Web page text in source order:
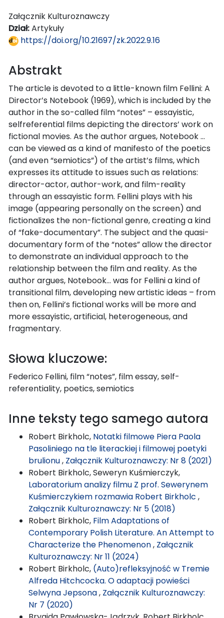
Załącznik Kulturoznawczy
Dział:Artykuły
https://doi.org/10.21697/zk.2022.9.16
Abstrakt
The article is devoted to a little-known film Fellini: A
Director’s Notebook (1969), which is included by the
author in the so-called film “notes” – essayistic,
selfreferential films depicting the directors’ work on
fictional movies. As the author argues, Notebook …
can be viewed as a kind of manifesto of the poetics
(and even “semiotics”) of the artist’s films, which
expresses its attitude to issues such as relations:
director-actor, author-work, and film-reality
through an essayistic form. Fellini plays with his
image (appearing personally on the screen) and
fictionalizes the non-fictional genre, creating a kind
of “fake-documentary”. The subject and the quasi-
documentary form of the “notes” allow the director
to demonstrate an individual approach to the
relationship between the film and reality. As the
author argues, Notebook… was for Fellini a kind of
transitional film, developing new artistic ideas – from
then on, Fellini’s fictional works will be more and
more essayistic, artificial, heterogeneous, and
fragmentary.
Słowa kluczowe:
Federico Fellini, film “notes”, film essay, self-
referentiality, poetics, semiotics
Inne teksty tego samego autora
Robert Birkholc, Notatki filmowe Piera Paola
Pasoliniego na tle literackiej i filmowej poetyki
brulionu, Załącznik Kulturoznawczy: Nr 8 (2021)
Robert Birkholc, Seweryn Kuśmierczyk,
Laboratorium analizy filmu Z prof. Sewerynem
Kuśmierczykiem rozmawia Robert Birkholc ,
Załącznik Kulturoznawczy: Nr 5 (2018)
Robert Birkholc, Film Adaptations of
Contemporary Polish Literature. An Attempt to
Characterize the Phenomenon, Załącznik
Kulturoznawczy: Nr 11 (2024)
Robert Birkholc, (Auto)refleksyjność w Tremie
Alfreda Hitchcocka. O adaptacji powieści
Selwyna Jepsona, Załącznik Kulturoznawczy:
Nr 7 (2020)